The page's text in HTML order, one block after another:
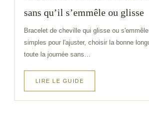
chaîne de cheville en acier inoxydable
Que vous recherchiez une touche de
robe de soiréeou une note de
charme à votre allure, tandis que
doré apporte une note moderne et
sans qu’il s’emmêle ou glisse
Bracelet de cheville qui glisse ou
simples pour l'ajuster, choisir la bonne
toute la journée sans…
LIRE LE GUIDE